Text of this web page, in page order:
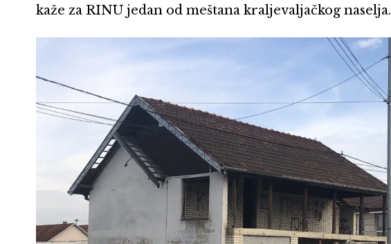
kaže za RINU jedan od meštana kraljevaljačkog naselja.